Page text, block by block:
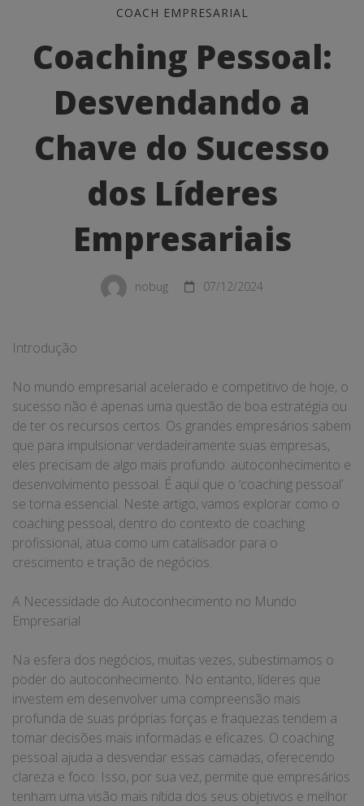
Coaching
Pessoal:
Desvendando
Chave
Sucesso
Empresariais
COACH EMPRESARIAL
Coaching Pessoal:
Desvendando a
Chave do Sucesso
dos Líderes
Empresariais
nobug 07/12/2024
Introdução
No mundo empresarial acelerado e competitivo de hoje, o
sucesso não é apenas uma questão de boa estratégia ou
de ter os recursos certos. Os grandes empresários sabem
que para impulsionar verdadeiramente suas empresas,
eles precisam de algo mais profundo: autoconhecimento e
desenvolvimento pessoal. É aqui que o ‘coaching pessoal’
se torna essencial. Neste artigo, vamos explorar como o
coaching pessoal, dentro do contexto de coaching
profissional, atua como um catalisador para o
crescimento e tração de negócios.
A Necessidade do Autoconhecimento no Mundo
Empresarial
Na esfera dos negócios, muitas vezes, subestimamos o
poder do autoconhecimento. No entanto, líderes que
investem em desenvolver uma compreensão mais
profunda de suas próprias forças e fraquezas tendem a
tomar decisões mais informadas e eficazes. O coaching
pessoal ajuda a desvendar essas camadas, oferecendo
clareza e foco. Isso, por sua vez, permite que empresários
tenham uma visão mais nítida dos seus objetivos e melhor